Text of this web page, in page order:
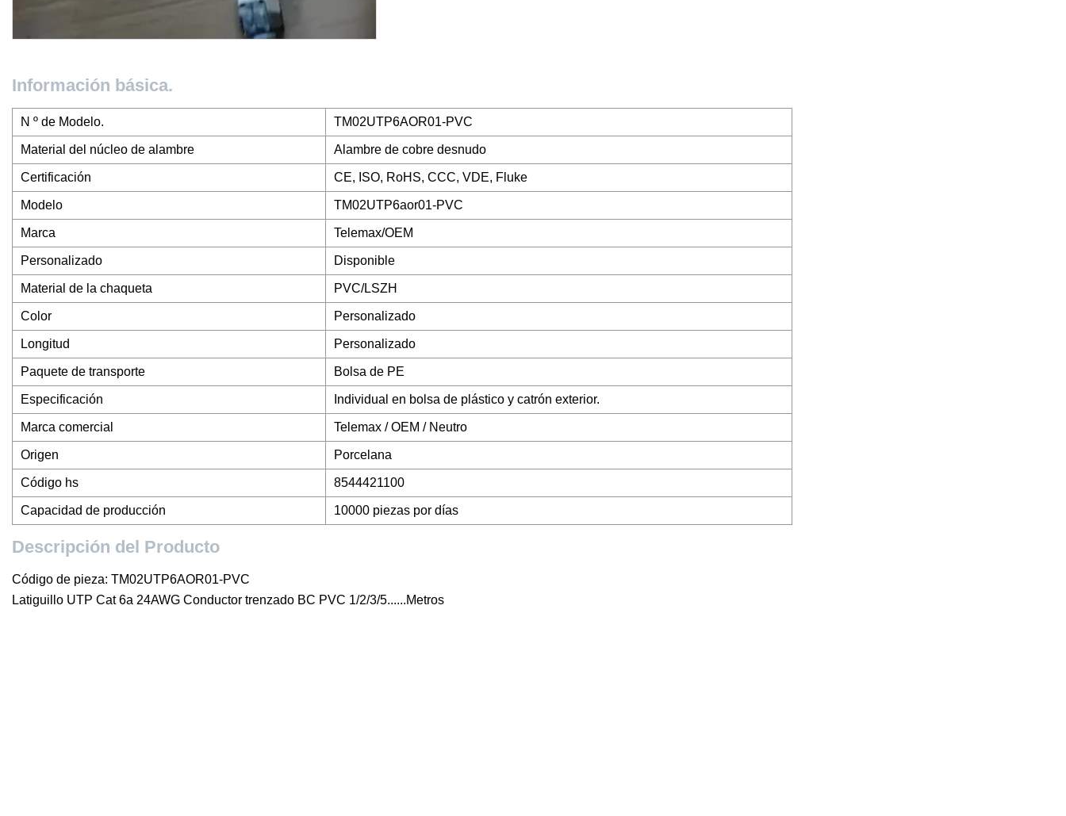
Información básica.
N º de Modelo. TM02UTP6AOR01-PVC
Material del núcleo de alambre Alambre de cobre desnudo
Certificación CE, ISO, RoHS, CCC, VDE, Fluke
Modelo TM02UTP6aor01-PVC
Marca Telemax/OEM
Personalizado Disponible
Material de la chaqueta PVC/LSZH
Color Personalizado
Longitud Personalizado
Paquete de transporte Bolsa de PE
Especificación Individual en bolsa de plástico y catrón exterior.
Marca comercial Telemax / OEM / Neutro
Origen Porcelana
Código hs 8544421100
Capacidad de producción 10000 piezas por días
Descripción del Producto
Código de pieza: TM02UTP6AOR01-PVC
Latiguillo UTP Cat 6a 24AWG Conductor trenzado BC PVC 1/2/3/5......Metros